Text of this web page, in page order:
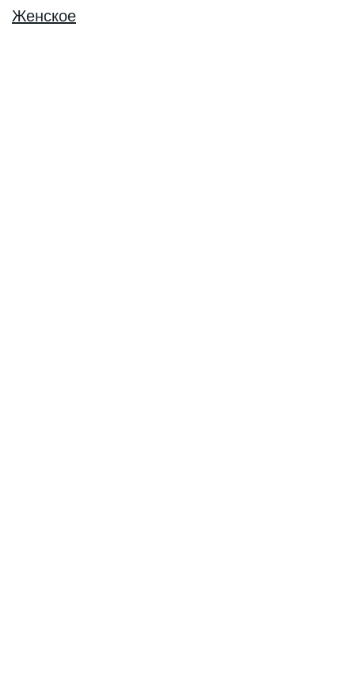
Женское